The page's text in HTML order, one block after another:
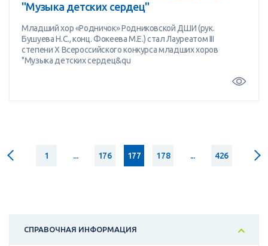
"Музыка детских сердец"
Младший хор «Родничок» Родниковской ДШИ (рук.
Бушуева Н.С., конц. Фокеева М.Е.) стал Лауреатом III
степени X Всероссийского конкурса младших хоров
"Музыка детских сердец&qu
1 ... 176 177 178 ... 426
СПРАВОЧНАЯ ИНФОРМАЦИЯ